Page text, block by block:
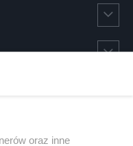
oraz inne